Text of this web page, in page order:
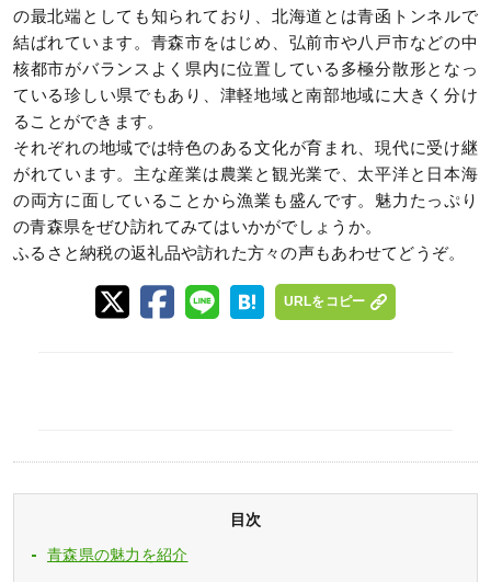
の最北端としても知られており、北海道とは青函トンネルで
結ばれています。青森市をはじめ、弘前市や八戸市などの中
核都市がバランスよく県内に位置している多極分散形となっ
ている珍しい県でもあり、津軽地域と南部地域に大きく分け
ることができます。
それぞれの地域では特色のある文化が育まれ、現代に受け継
がれています。主な産業は農業と観光業で、太平洋と日本海
の両方に面していることから漁業も盛んです。魅力たっぷり
の青森県をぜひ訪れてみてはいかがでしょうか。
ふるさと納税の返礼品や訪れた方々の声もあわせてどうぞ。
URLをコピー
目次
青森県の魅力を紹介